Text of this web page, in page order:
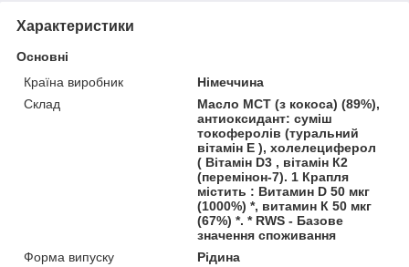
Характеристики
Основні
Країна виробник
Німеччина
Склад
Масло МСТ (з кокоса) (89%),
антиоксидант: суміш
токоферолів (туральний
вітамін Е ), холелециферол
( Вітамін D3 , вітамін К2
(перемінон-7). 1 Крапля
містить : Витамин D 50 мкг
(1000%) *, витамин К 50 мкг
(67%) *. * RWS - Базове
значення споживання
Форма випуску
Рідина